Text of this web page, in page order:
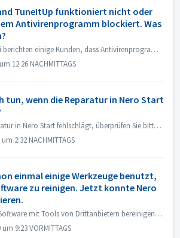
TuneItUp funktioniert nicht oder
Antivirenprogramm blockiert. Was
Seit dem 30. Juli berichten einige Kunden, dass Antivirenprogramme wie Norton, Avast usw. das Nero-Programm (Nero Start, Nero TuneItUp und Nero Info) als PU...
12:26 NACHMITTAGS
tun, wenn die Reparatur in Nero Start
Wenn die Reparatur in Nero Start fehlschlägt, überprüfen Sie bitte, ob die Situation auf Ihrem Computer wie folgt ist. Prüfen Sie zunächst, ob der folgende...
2:32 NACHMITTAGS
einmal einige Werkzeuge benutzt,
zu reinigen. Jetzt konnte Nero
Wenn Sie Nero-Software mit Tools von Drittanbietern bereinigen (z.B. IObit Uninstaller, Total Cleaner, Revo Uninstaller, etc.), löschen solche Tools Nero-Pr...
9:23 VORMITTAGS